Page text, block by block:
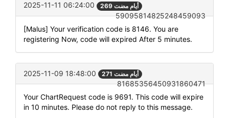
2025-11-11 06:24:00 269 أيام مضت
59095814825248459093
[Malus] Your verification code is 8146. You are
registering Now, code will expired After 5 minutes.
2025-11-09 18:48:00 271 أيام مضت
81685356450931860471
Your ChartRequest code is 9691. This code will expire
in 10 minutes. Please do not reply to this message.